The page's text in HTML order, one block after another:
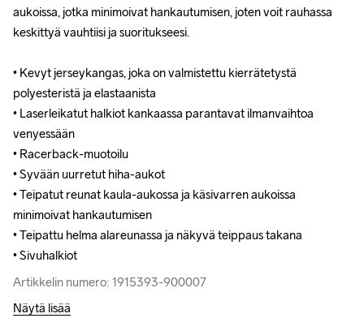
aukoissa, jotka minimoivat hankautumisen, joten voit rauhassa
keskittyä vauhtiisi ja suoritukseesi.
• Kevyt jerseykangas, joka on valmistettu kierrätetystä
polyesteristä ja elastaanista
• Laserleikatut halkiot kankaassa parantavat ilmanvaihtoa
venyessään
• Racerback-muotoilu
• Syvään uurretut hiha-aukot
• Teipatut reunat kaula-aukossa ja käsivarren aukoissa
minimoivat hankautumisen
• Teipattu helma alareunassa ja näkyvä teippaus takana
• Sivuhalkiot
Artikkelin numero: 1915393-900007
aukoissa, jotka minimoivat hankautumisen, joten voit rauhassa
keskittyä vauhtiisi ja suoritukseesi.
• Kevyt jerseykangas, joka on valmistettu kierrätetystä
polyesteristä ja elastaanista
• Laserleikatut halkiot kankaassa parantavat ilmanvaihtoa
venyessään
• Racerback-muotoilu
• Syvään uurretut hiha-aukot
• Teipatut reunat kaula-aukossa ja käsivarren aukoissa
minimoivat hankautumisen
• Teipattu helma alareunassa ja näkyvä teippaus takana
• Sivuhalkiot
Artikkelin numero: 1915393-900007
Näytä lisää